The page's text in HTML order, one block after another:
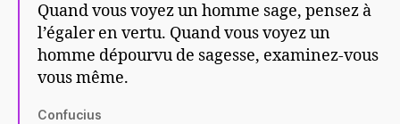
Quand vous voyez un homme sage, pensez à
l’égaler en vertu. Quand vous voyez un
homme dépourvu de sagesse, examinez-vous
vous même.
Confucius